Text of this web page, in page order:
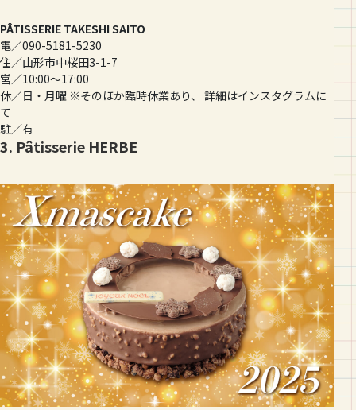
PÂTISSERIE TAKESHI SAITO
電／090-5181-5230
住／山形市中桜田3-1-7
営／10:00〜17:00
休／日・月曜 ※そのほか臨時休業あり、 詳細はインスタグラムに
て
駐／有
3. Pâtisserie HERBE